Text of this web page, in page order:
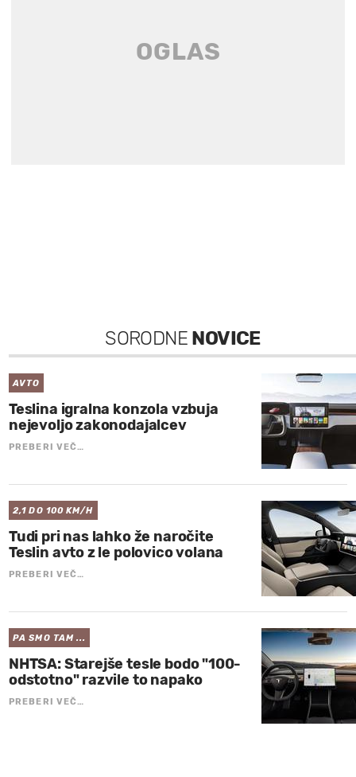
SORODNE NOVICE
AVTO
Teslina igralna konzola vzbuja
nejevoljo zakonodajalcev
PREBERI VEČ…
2,1 DO 100 KM/H
Tudi pri nas lahko že naročite
Teslin avto z le polovico volana
PREBERI VEČ…
PA SMO TAM ...
NHTSA: Starejše tesle bodo "100-
odstotno" razvile to napako
PREBERI VEČ…